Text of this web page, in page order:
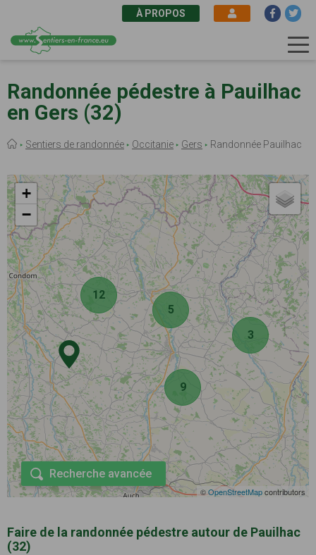
au
contenu
principal
À PROPOS
Randonnée pédestre à Pauilhac
en Gers (32)
Fil
Sentiers de randonnée Occitanie Gers Randonnée Pauilhac
12
3
5
9
+
−
©OpenStreetMapcontributors
Recherche avancée
Faire de la randonnée pédestre autour de Pauilhac
(32)